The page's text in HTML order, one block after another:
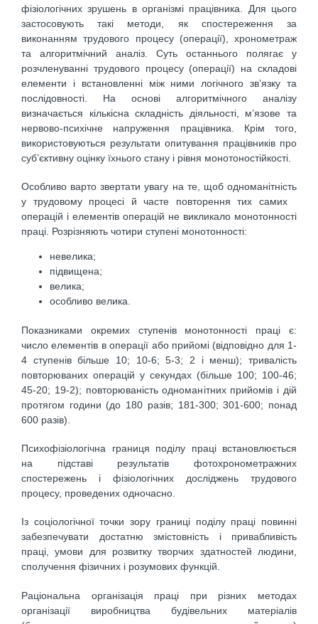
фізіологічних зрушень в організмі працівника. Для цього
застосовують такі методи, як спостереження за
виконанням трудового процесу (операції), хронометраж
та алгоритмічний аналіз. Суть останнього полягає у
розчленуванні трудового процесу (операції) на складові
елементи і встановленні між ними логічного зв’язку та
послідовності. На основі алгоритмічного аналізу
визначається кількісна складність діяльності, м’язове та
нервово-психічне напруження працівника. Крім того,
використовуються результати опитування працівників про
суб’єктивну оцінку їхнього стану і рівня монотоностійкості.
Особливо варто звертати увагу на те, щоб одноманітність
у трудовому процесі й часте повторення тих самих
операцій і елементів операцій не викликало монотонності
праці. Розрізняють чотири ступені монотонності:
невелика;
підвищена;
велика;
особливо велика.
Показниками окремих ступенів монотонності праці є:
число елементів в операції або прийомі (відповідно для 1-
4 ступенів більше 10; 10-6; 5-3; 2 і менш); тривалість
повторюваних операцій у секундах (більше 100; 100-46;
45-20; 19-2); повторюваність одноманітних прийомів і дій
протягом години (до 180 разів; 181-300; 301-600; понад
600 разів).
Психофізіологічна границя поділу праці встановлюється
на підставі результатів фотохронометражних
спостережень і фізіологічних досліджень трудового
процесу, проведених одночасно.
Із соціологічної точки зору границі поділу праці повинні
забезпечувати достатню змістовність і привабливість
праці, умови для розвитку творчих здатностей людини,
сполучення фізичних і розумових функцій.
Раціональна організація праці при різних методах
організації виробництва будівельних матеріалів